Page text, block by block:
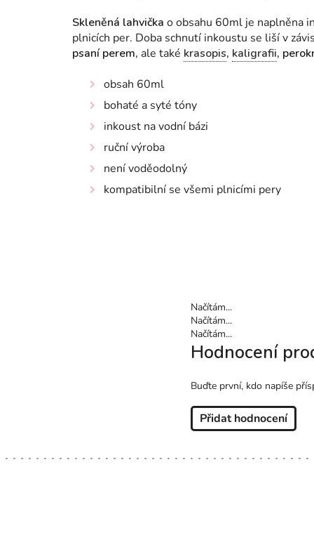
Skleněná lahvička o obsahu 60ml je naplněna
plnicích per. Doba schnutí inkoustu se liší v
psaní perem, ale také krasopis, kaligrafii,
obsah 60ml
bohaté a syté tóny
inkoust na vodní bázi
ruční výroba
není voděodolný
kompatibilní se všemi plnicími pery
Načítám...
Načítám...
Načítám...
Hodnocení
Buďte první, kdo napíše
Přidat hodnocení